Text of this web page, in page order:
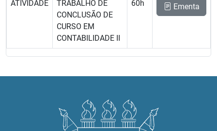
ATIVIDADE
TRABALHO DE
CONCLUSÃO DE
CURSO EM
CONTABILIDADE II
60h Ementa